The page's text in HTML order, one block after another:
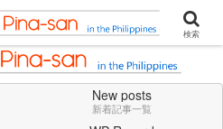
Feel always in English.
New posts
新着記事一覧
検索